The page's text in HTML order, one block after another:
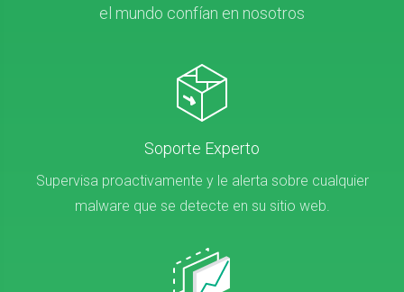
el mundo confían en nosotros
Soporte Experto
Supervisa proactivamente y le alerta sobre cualquier
malware que se detecte en su sitio web.